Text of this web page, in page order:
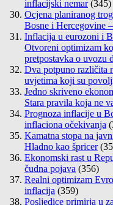
inflacijski nemar (345)
Ocjena planiranog
Bosne i Hercegovine
Inflacija u eurozoni i
Otvoreni optimizam
pretpostavka o uvozu
Dva potpuno različita
uvjetima koji su
Jedno skriveno
Stara pravila koja ne
Prognoza inflacije u
inflaciona očekivanja
Kamatna stopa na
Hladno kao špricer
Ekonomski rast u
čudna pojava (356)
Realni optimizam
inflacija (359)
Posljedice primirja u